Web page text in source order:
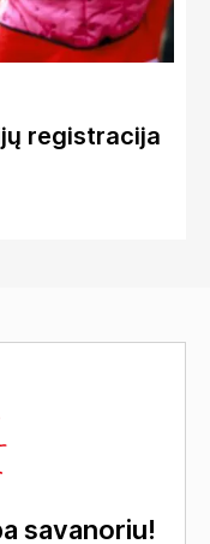
registracija
savanoriu!